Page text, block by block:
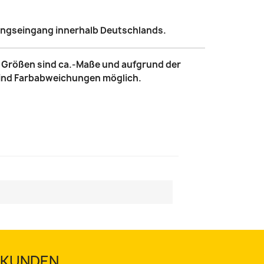
innerhalb Deutschlands.
sind ca.-Maße und aufgrund der
Farbabweichungen möglich.